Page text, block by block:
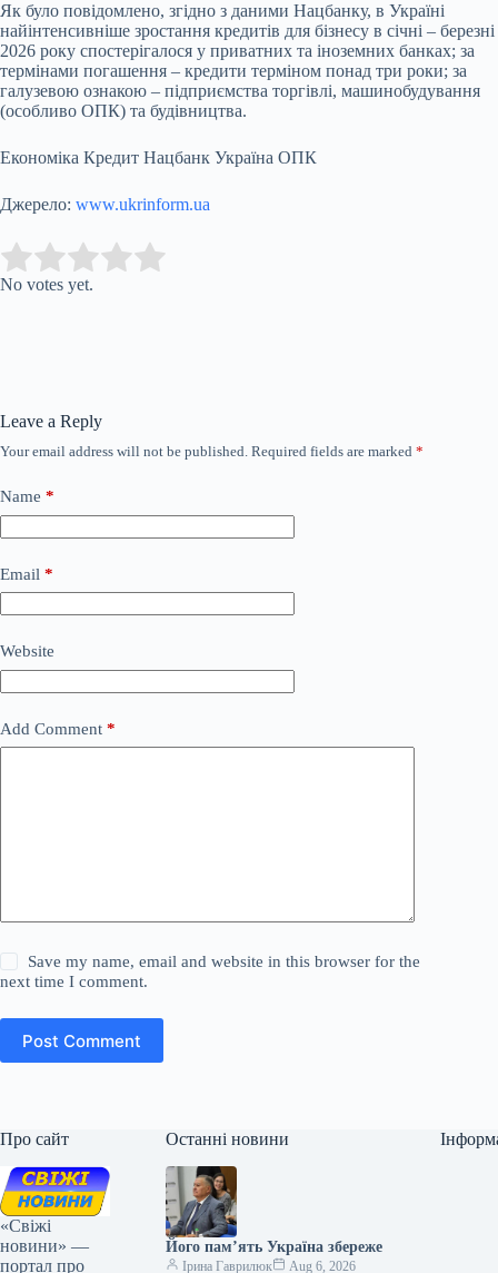
Як було повідомлено, згідно з даними Нацбанку, в Україні
найінтенсивніше зростання кредитів для бізнесу в січні – березні
2026 року спостерігалося у приватних та іноземних банках; за
термінами погашення – кредити терміном понад три роки; за
галузевою ознакою – підприємства торгівлі, машинобудування
(особливо ОПК) та будівництва.
Економіка Кредит Нацбанк Україна ОПК
Джерело: www.ukrinform.ua
Rate this item:
No votes yet.
Leave a Reply
Your email address will not be published. Required fields are marked *
Name *
Email *
Website
Add Comment *
Save my name, email and website in this browser for the
next time I comment.
Post Comment
Про сайт
«Свіжі
новини» —
портал про
Останні новини
Його пам’ять Україна збереже
Ірина Гаврилюк Aug 6, 2026